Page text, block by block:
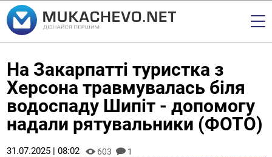
На Закарпатті туристка з
Херсона травмувалась біля
водоспаду Шипіт - допомогу
надали рятувальники (ФОТО)
31.07.2025 | 08:02 603 1